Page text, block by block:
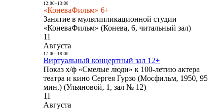
12:00- 13:00
«КоневаФильм» 6+
Занятие в мультипликационной студии
«КоневаФильм» (Конева, 6, читальный зал)
11
Августа
17:00- 18:00
Виртуальный концертный зал 12+
Показ х/ф «Смелые люди» к 100-летию актера
театра и кино Сергея Гурзо (Мосфильм, 1950, 95
мин.) (Ульяновой, 1, зал № 12)
11
Августа